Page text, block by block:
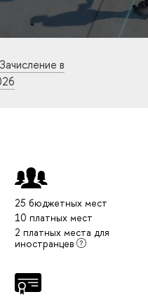
в
25 бюджетных мест
10 платных мест
2 платных места для
иностранцев